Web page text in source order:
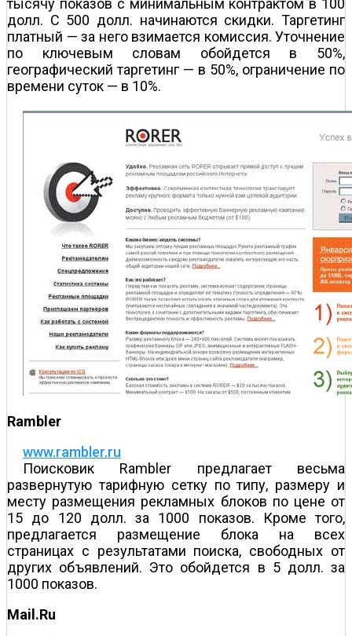
тысячу показов с минимальным контрактом в 100
долл. С 500 долл. начинаются скидки. Таргетинг
платный — за него взимается комиссия. Уточнение
по ключевым словам обойдется в 50%,
географический таргетинг — в 50%, ограничение по
времени суток — в 10%.
Rambler
www.rambler.ru
Поисковик Rambler предлагает весьма
развернутую тарифную сетку по типу, размеру и
месту размещения рекламных блоков по цене от
15 до 120 долл. за 1000 показов. Кроме того,
предлагается размещение блока на всех
страницах с результатами поиска, свободных от
других объявлений. Это обойдется в 5 долл. за
1000 показов.
Mail.Ru